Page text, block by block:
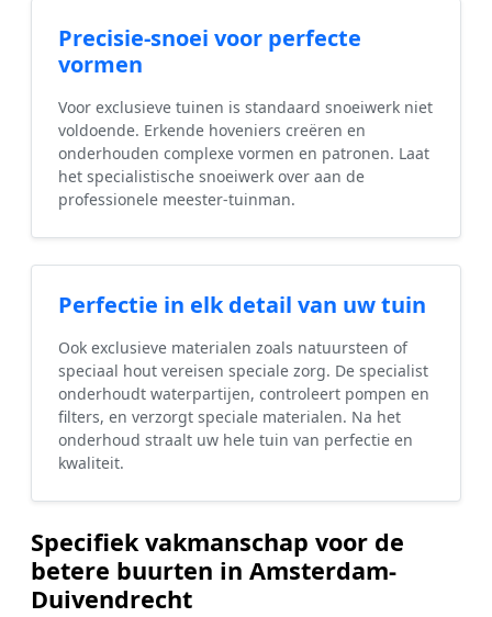
Precisie-snoei voor perfecte
vormen
Voor exclusieve tuinen is standaard snoeiwerk niet
voldoende. Erkende hoveniers creëren en
onderhouden complexe vormen en patronen. Laat
het specialistische snoeiwerk over aan de
professionele meester-tuinman.
Perfectie in elk detail van uw tuin
Ook exclusieve materialen zoals natuursteen of
speciaal hout vereisen speciale zorg. De specialist
onderhoudt waterpartijen, controleert pompen en
filters, en verzorgt speciale materialen. Na het
onderhoud straalt uw hele tuin van perfectie en
kwaliteit.
Specifiek vakmanschap voor de
betere buurten in Amsterdam-
Duivendrecht